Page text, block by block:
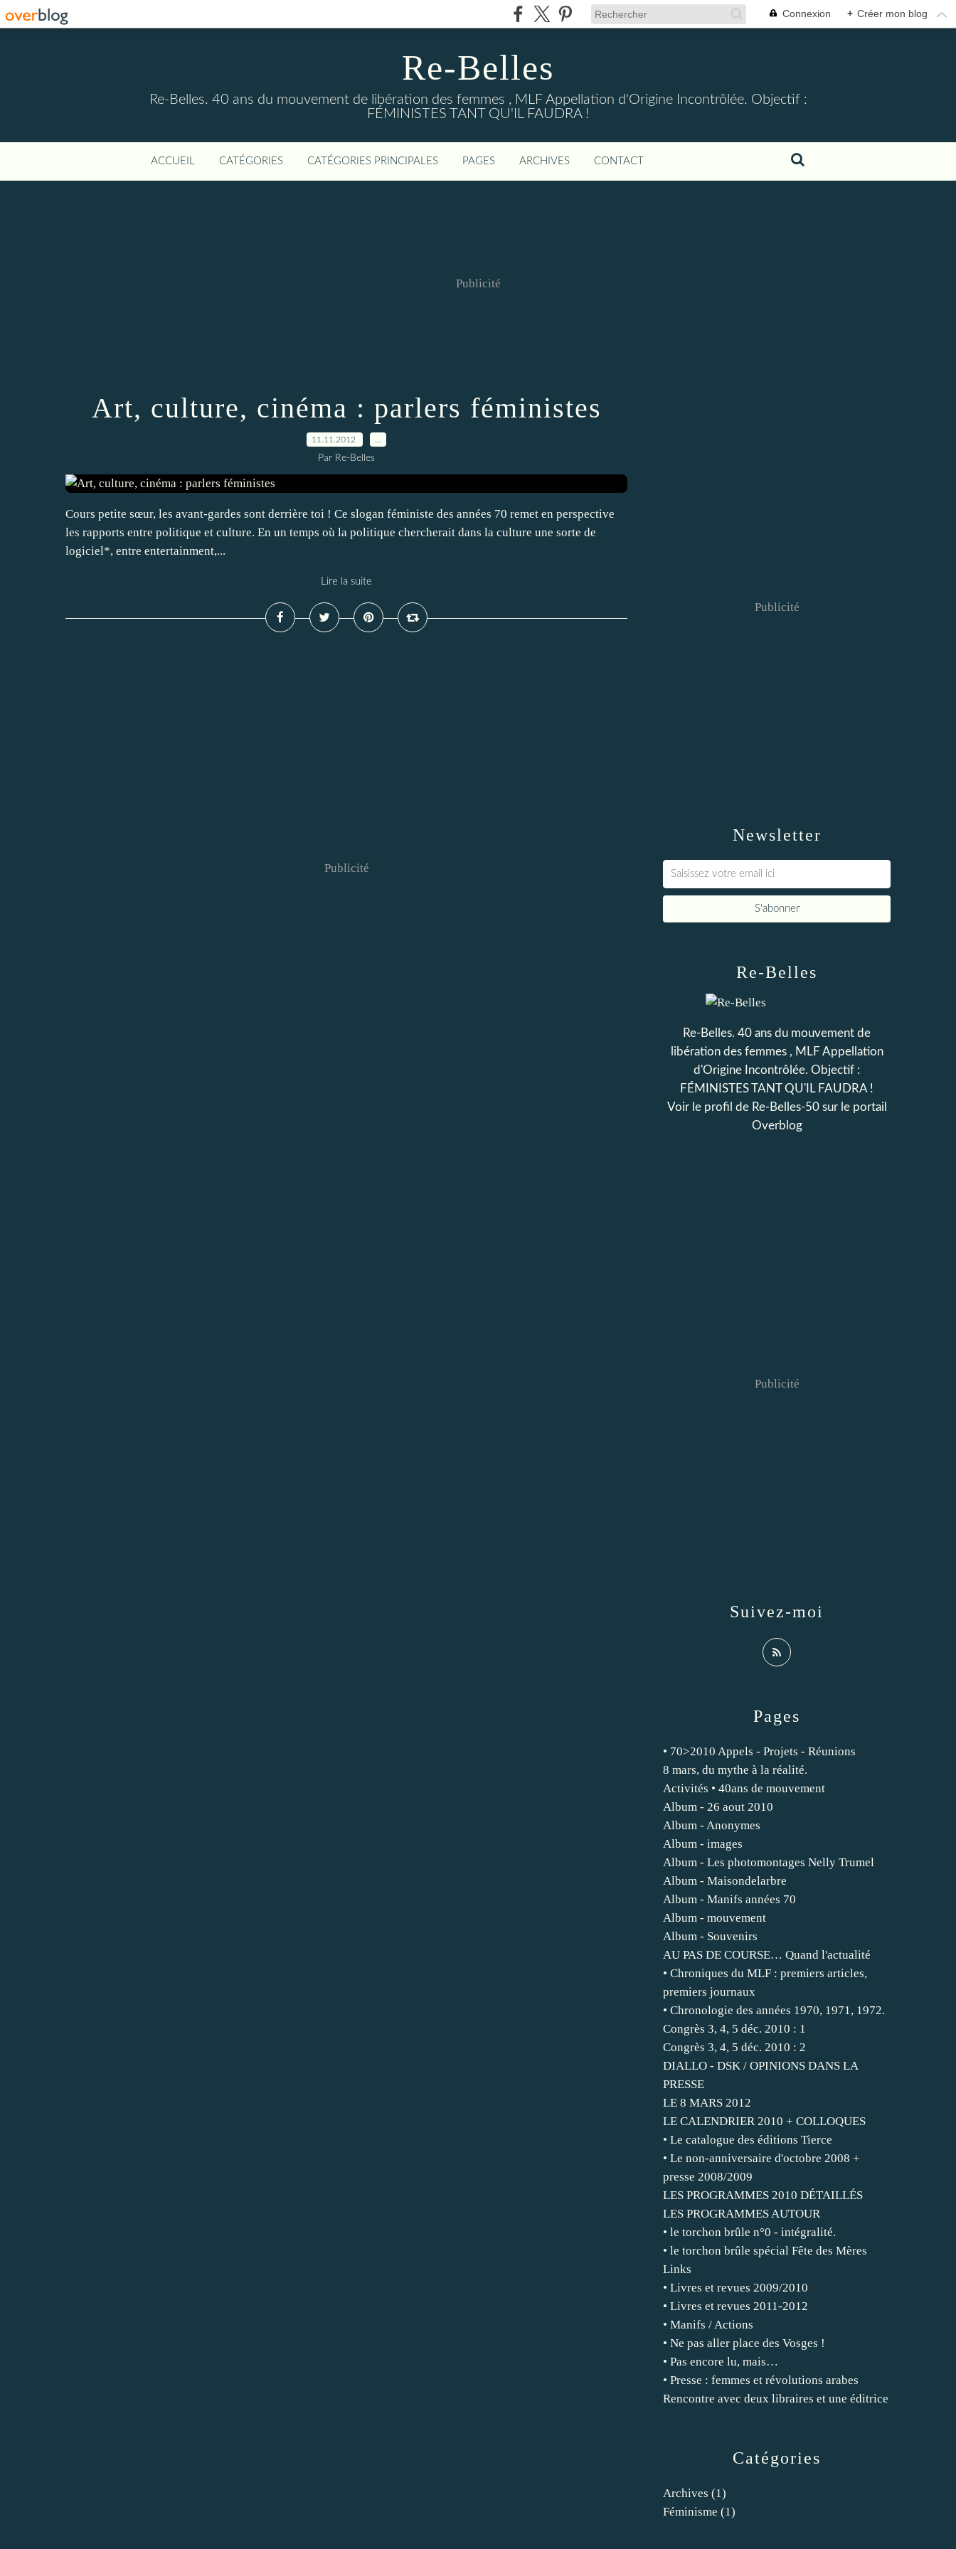
Connexion + Créer mon blog
Re-Belles
Re-Belles. 40 ans du mouvement de libération des femmes , MLF Appellation d'Origine Incontrôlée. Objectif :
FÉMINISTES TANT QU'IL FAUDRA !
ACCUEIL CATÉGORIES CATÉGORIES PRINCIPALES PAGES ARCHIVES CONTACT
Publicité
Art, culture, cinéma : parlers féministes
11.11.2012
Par Re-Belles
Cours petite sœur, les avant-gardes sont derrière toi ! Ce slogan féministe des années 70 remet en perspective
les rapports entre politique et culture. En un temps où la politique chercherait dans la culture une sorte de
logiciel*, entre entertainment,...
Lire la suite
Publicité
Newsletter
Publicité
Catégories
Archives (1)
Féminisme (1)
Pages
• 70>2010 Appels - Projets - Réunions
8 mars, du mythe à la réalité.
Activités • 40ans de mouvement
Album - 26 aout 2010
Album - Anonymes
Album - images
Album - Les photomontages Nelly Trumel
Album - Maisondelarbre
Album - Manifs années 70
Album - mouvement
Album - Souvenirs
AU PAS DE COURSE… Quand l'actualité
• Chroniques du MLF : premiers articles,
premiers journaux
• Chronologie des années 1970, 1971, 1972.
Congrès 3, 4, 5 déc. 2010 : 1
Congrès 3, 4, 5 déc. 2010 : 2
DIALLO - DSK / OPINIONS DANS LA
PRESSE
LE 8 MARS 2012
LE CALENDRIER 2010 + COLLOQUES
• Le catalogue des éditions Tierce
• Le non-anniversaire d'octobre 2008 +
presse 2008/2009
LES PROGRAMMES 2010 DÉTAILLÉS
LES PROGRAMMES AUTOUR
• le torchon brûle n°0 - intégralité.
• le torchon brûle spécial Fête des Mères
Links
• Livres et revues 2009/2010
• Livres et revues 2011-2012
• Manifs / Actions
• Ne pas aller place des Vosges !
• Pas encore lu, mais…
• Presse : femmes et révolutions arabes
Rencontre avec deux libraires et une éditrice
Re-Belles
Re-Belles. 40 ans du mouvement de
libération des femmes , MLF Appellation
d'Origine Incontrôlée. Objectif :
FÉMINISTES TANT QU'IL FAUDRA !
Voir le profil de Re-Belles-50sur le portail
Overblog
Suivez-moi
Publicité